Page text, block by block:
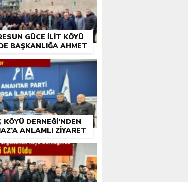
GÜCE İLIT KÖYÜ
BAŞKANLIĞA AHMET
KÖYÜ DERNEĞI’NDEN
ANLAMLI ZIYARET